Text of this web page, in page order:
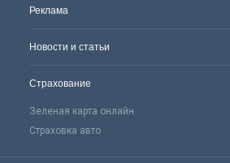
Реклама
Новости и статьи
Страхование
Зеленая карта онлайн
Страховка авто